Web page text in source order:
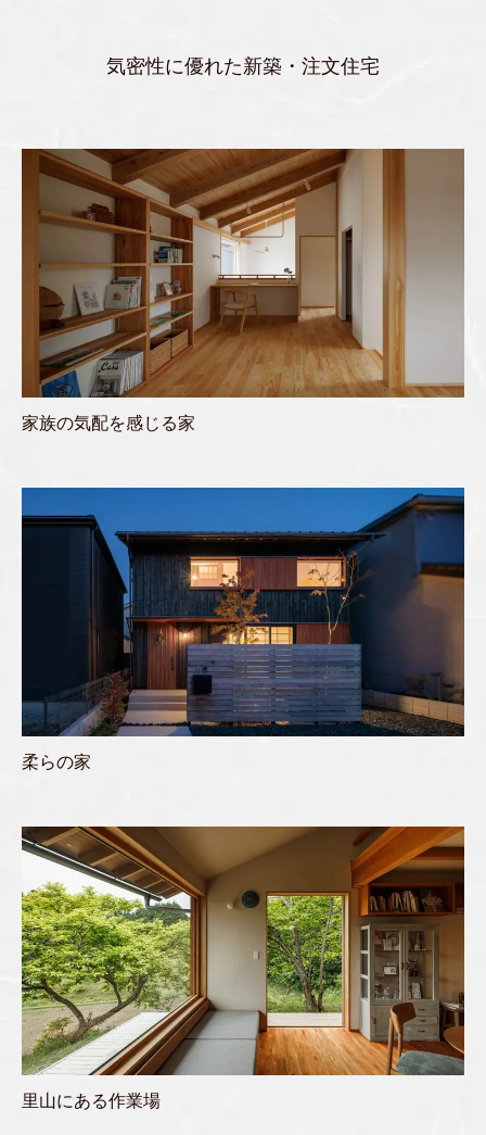
気密性に優れた新築・注文住宅
家族の気配を感じる家
柔らの家
里山にある作業場